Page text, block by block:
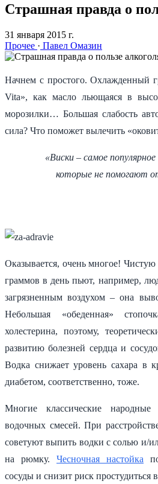
Страшная правда о
31 января 2015 г.
Прочее · Павел Омазин
Начнем с простого. Охлажденный
Vita», как масло льющаяся в
морозилки… Большая слабость
сила? Что поможет вылечить
«Виски – самое популярное
которые не помогают
Оказывается, очень многое! Чистую
граммов в день пьют, например,
загрязненным воздухом – она
Небольшая «обеденная»
холестерина, поэтому,
развитию болезней сердца и
Водка снижает уровень сахара в
диабетом, соответственно, тоже.
Многие классические народные
водочных смесей. При
советуют выпить водки с солью и/
на рюмку. Чесночная настойка
сосуды и снизит риск простудиться